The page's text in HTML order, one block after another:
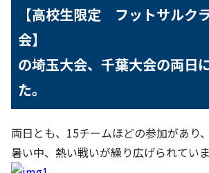
【高校生限定 フットサルク
会】
の埼玉大会、千葉大会の両日
た。
両日とも、15チームほどの参加があり、
暑い中、熱い戦いが繰り広げられていま